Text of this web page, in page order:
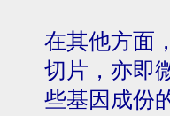
在其他方面
切片，亦即
些基因成份